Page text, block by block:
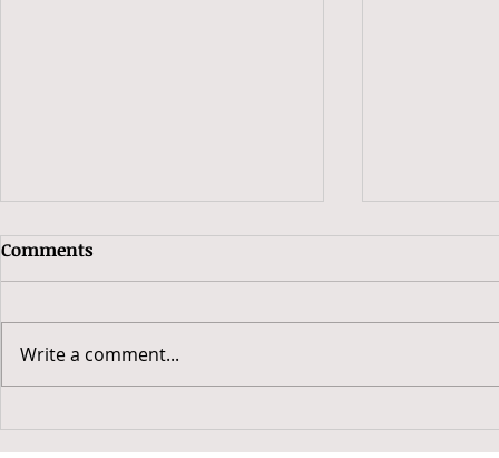
2019 豬年開工吉日
2019 豬年
Comments
Write a comment...